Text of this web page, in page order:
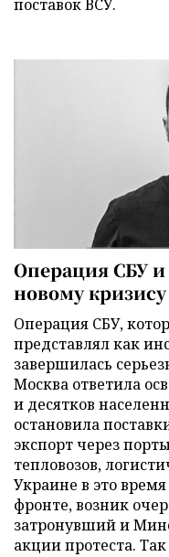
поставок ВСУ.
Операция СБУ и
новому
Операция СБУ,
представлял как
завершилась
Москва ответила
и десятков
остановила
экспорт через
тепловозов,
Украине в это
фронте, возник
затронувший и
акции протеста.